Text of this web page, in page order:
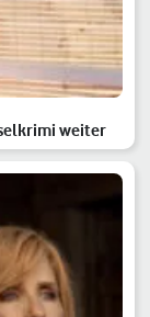
weiter